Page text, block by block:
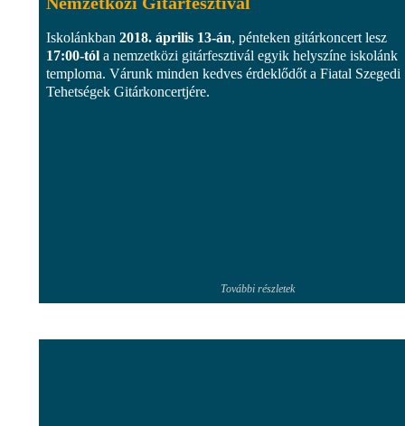
Iskolánkban 2018. április 13-án, pénteken gitárkoncert lesz
17:00-tól a nemzetközi gitárfesztivál egyik helyszíne iskolánk
temploma. Várunk minden kedves érdeklődőt a Fiatal Szegedi
Tehetségek Gitárkoncertjére.
További részletek